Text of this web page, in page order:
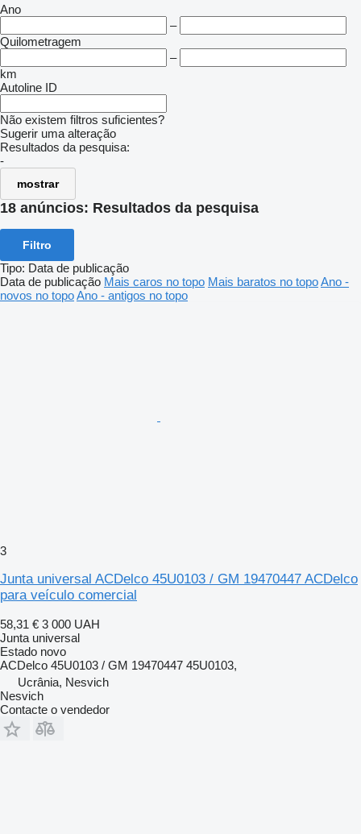
Ano
–
Quilometragem
–
km
Autoline ID
Não existem filtros suficientes?
Sugerir uma alteração
Resultados da pesquisa:
-
mostrar
18 anúncios: Resultados da pesquisa
Filtro
Tipo: Data de publicação
Data de publicação Mais caros no topo Mais baratos no topoAno -
novos no topoAno - antigos no topo
3
Junta universal ACDelco 45U0103 / GM 19470447 ACDelco
para veículo comercial
58,31 € 3 000 UAH
Junta universal
Estado novo
ACDelco 45U0103 / GM 19470447 45U0103,
Ucrânia, Nesvich
Nesvich
Contacte o vendedor